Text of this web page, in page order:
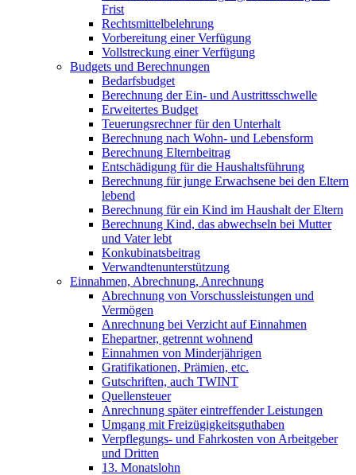
Frist
Rechtsmittelbelehrung
Vorbereitung einer Verfügung
Vollstreckung einer Verfügung
Budgets und Berechnungen
Bedarfsbudget
Berechnung der Ein- und Austrittsschwelle
Erweitertes Budget
Teuerungsrechner für den Unterhalt
Berechnung nach Wohn- und Lebensform
Berechnung Elternbeitrag
Entschädigung für die Haushaltsführung
Berechnung für junge Erwachsene bei den Eltern
lebend
Berechnung für ein Kind im Haushalt der Eltern
Berechnung Kind, das abwechseln bei Mutter
und Vater lebt
Konkubinatsbeitrag
Verwandtenunterstützung
Einnahmen, Abrechnung, Anrechnung
Abrechnung von Vorschussleistungen und
Vermögen
Anrechnung bei Verzicht auf Einnahmen
Ehepartner, getrennt wohnend
Einnahmen von Minderjährigen
Gratifikationen, Prämien, etc.
Gutschriften, auch TWINT
Quellensteuer
Anrechnung später eintreffender Leistungen
Umgang mit Freizügigkeitsguthaben
Verpflegungs- und Fahrkosten von Arbeitgeber
und Dritten
13. Monatslohn